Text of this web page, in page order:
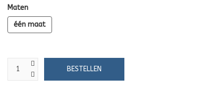
Maten
één maat